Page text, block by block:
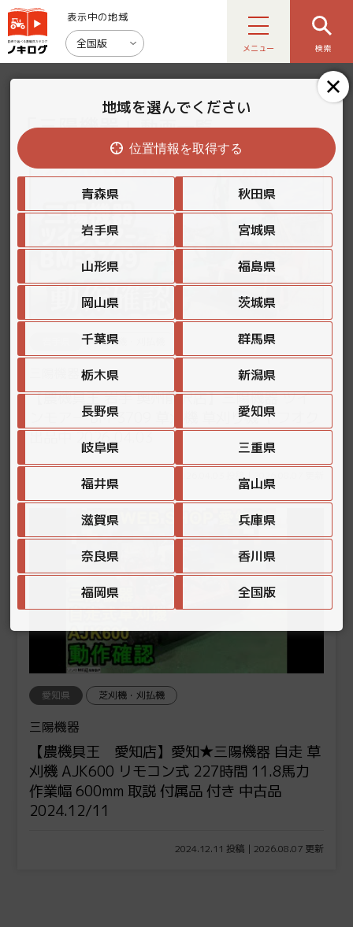
表示中の地域
全国版 メニュー 検索
「三陽機器」動画一覧
芝刈機・刈払機
【農機具王 岩手 奥州前沢店】三陽機器 ツイ
ンモアー BM-3709 草刈機 草刈り機 ヤフオク
出品中 2026.04.03
2026.04.03 投稿 | 2026.08.07 更新
愛知県 芝刈機・刈払機
三陽機器
【農機具王 愛知店】愛知★三陽機器 自走 草
刈機 AJK600 リモコン式 227時間 11.8馬力
作業幅 600mm 取説 付属品 付き 中古品
2024.12/11
2024.12.11 投稿 | 2026.08.07 更新
地域を選んでください
位置情報を取得する
青森県 秋田県
岩手県 宮城県
山形県 福島県
岡山県 茨城県
千葉県 群馬県
栃木県 新潟県
長野県 愛知県
岐阜県 三重県
福井県 富山県
滋賀県 兵庫県
奈良県 香川県
福岡県 全国版